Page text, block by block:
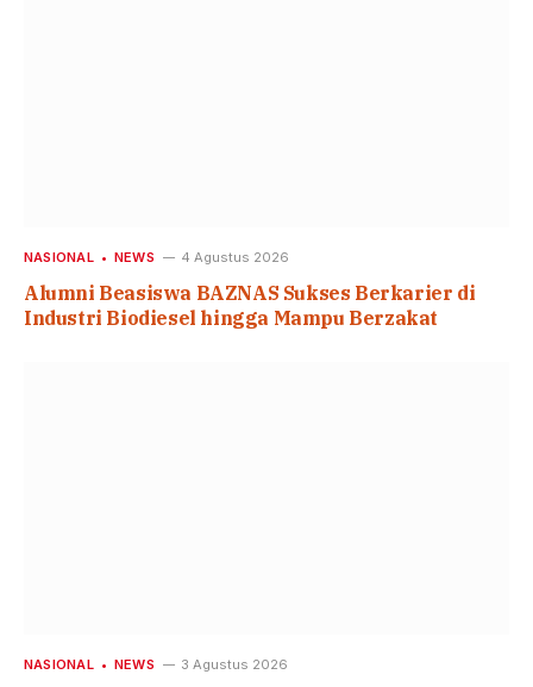
NASIONAL NEWS 4 Agustus 2026
Alumni Beasiswa BAZNAS Sukses Berkarier di
Industri Biodiesel hingga Mampu Berzakat
NASIONAL NEWS 3 Agustus 2026